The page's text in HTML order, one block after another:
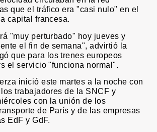
que el tráfico era "casi nulo" en el
capital francesa.
"muy perturbado" hoy jueves y
el fin de semana", advirtió la
que para los trenes europeos
el servicio "funciona normal".
inició este martes a la noche con
los trabajadores de la SNCF y
con la unión de los
de París y de las empresas
EdF y GdF.